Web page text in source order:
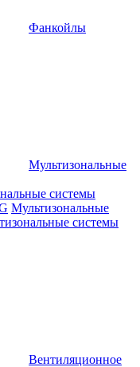
Фанкойлы
Мультизональные
системы
Мультизональные
системы
Вентиляционное